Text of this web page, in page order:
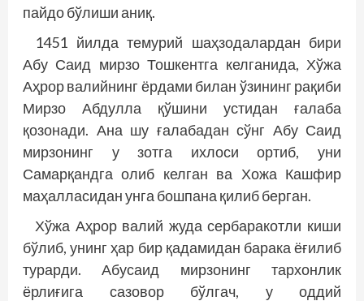
пайдо бўлиши аниқ.
1451 йилда темурий шаҳзодалардан бири
Абу Саид мирзо Тошкентга келганида, Хўжа
Аҳрор валийнинг ёрдами билан ўзининг рақиби
Мирзо Абдулла қўшини устидан ғалаба
қозонади. Ана шу ғалабадан сўнг Абу Саид
мирзонинг у зотга ихлоси ортиб, уни
Самарқандга олиб келган ва Хожа Кашфир
маҳалласидан унга бошпана қилиб берган.
Хўжа Аҳрор валий жуда сербаракотли киши
бўлиб, унинг ҳар бир қадамидан барака ёғилиб
турарди. Абусаид мирзонинг тархонлик
ёрлиғига сазовор бўлгач, у оддий